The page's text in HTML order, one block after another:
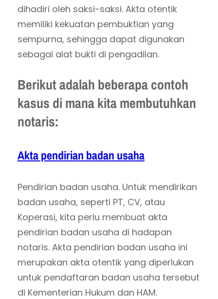
dihadiri oleh saksi-saksi. Akta otentik
memiliki kekuatan pembuktian yang
sempurna, sehingga dapat digunakan
sebagai alat bukti di pengadilan.
Berikut adalah beberapa contoh
kasus di mana kita membutuhkan
notaris:
Akta pendirian badan usaha
Pendirian badan usaha. Untuk mendirikan
badan usaha, seperti PT, CV, atau
Koperasi, kita perlu membuat akta
pendirian badan usaha di hadapan
notaris. Akta pendirian badan usaha ini
merupakan akta otentik yang diperlukan
untuk pendaftaran badan usaha tersebut
di Kementerian Hukum dan HAM.